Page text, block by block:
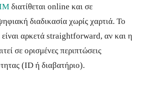
διατίθεται online και σε
διαδικασία χωρίς χαρτιά. Το
αρκετά straightforward, αν και η
σε ορισμένες περιπτώσεις
(ID ή διαβατήριο).